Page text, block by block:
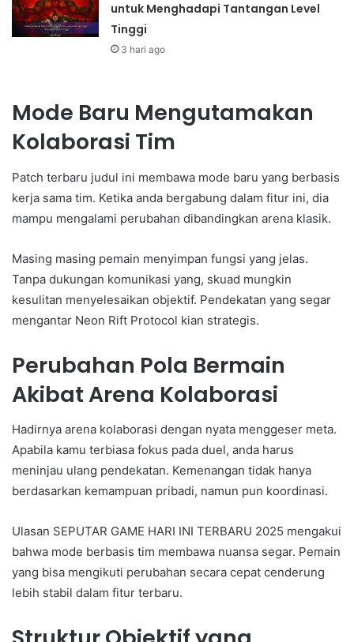
untuk Menghadapi Tantangan Level
Tinggi
3 hari ago
Mode Baru Mengutamakan
Kolaborasi Tim
Patch terbaru judul ini membawa mode baru yang berbasis
kerja sama tim. Ketika anda bergabung dalam fitur ini, dia
mampu mengalami perubahan dibandingkan arena klasik.
Masing masing pemain menyimpan fungsi yang jelas.
Tanpa dukungan komunikasi yang, skuad mungkin
kesulitan menyelesaikan objektif. Pendekatan yang segar
mengantar Neon Rift Protocol kian strategis.
Perubahan Pola Bermain
Akibat Arena Kolaborasi
Hadirnya arena kolaborasi dengan nyata menggeser meta.
Apabila kamu terbiasa fokus pada duel, anda harus
meninjau ulang pendekatan. Kemenangan tidak hanya
berdasarkan kemampuan pribadi, namun pun koordinasi.
Ulasan SEPUTAR GAME HARI INI TERBARU 2025 mengakui
bahwa mode berbasis tim membawa nuansa segar. Pemain
yang bisa mengikuti perubahan secara cepat cenderung
lebih stabil dalam fitur terbaru.